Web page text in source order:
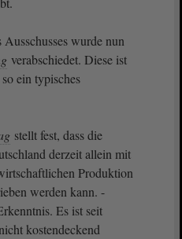
wurde nun
verabschiedet. Diese ist
ein typisches
stellt fest, dass die
derzeit allein mit
Produktion
werden kann. -
Es ist seit
kostendeckend